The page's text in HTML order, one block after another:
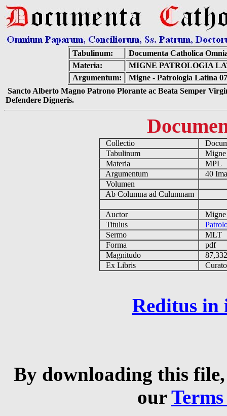
Tabulinum:
Documenta Catholica
Materia:
MIGNE PATROLOGIA
Argumentum:
Migne - Patrologia Latina
Sancto Alberto Magno Patrono Plorante ac Beata Semper
Defendere Digneris.
Collectio
Tabulinum
Materia
MPL
Argumentum
40
Volumen
Ab Columna ad Culumnam
Auctor
Titulus
Sermo
MLT
Forma
pdf
Magnitudo
Ex Libris
Reditus in
By downloading this
our